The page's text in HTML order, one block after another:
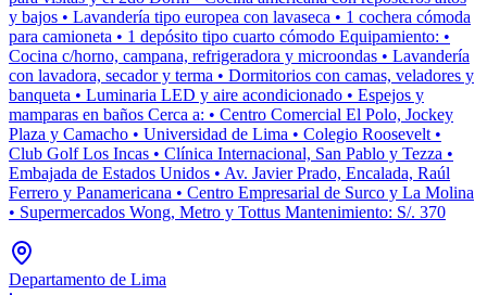
y bajos • Lavandería tipo europea con lavaseca • 1 cochera cómoda
para camioneta • 1 depósito tipo cuarto cómodo Equipamiento: •
Cocina c/horno, campana, refrigeradora y microondas • Lavandería
con lavadora, secador y terma • Dormitorios con camas, veladores y
banqueta • Luminaria LED y aire acondicionado • Espejos y
mamparas en baños Cerca a: • Centro Comercial El Polo, Jockey
Plaza y Camacho • Universidad de Lima • Colegio Roosevelt •
Club Golf Los Incas • Clínica Internacional, San Pablo y Tezza •
Embajada de Estados Unidos • Av. Javier Prado, Encalada, Raúl
Ferrero y Panamericana • Centro Empresarial de Surco y La Molina
• Supermercados Wong, Metro y Tottus Mantenimiento: S/. 370
Departamento de Lima